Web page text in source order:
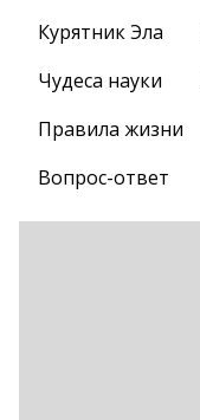
Курятник Эла
Чудеса науки
Правила жизни
Вопрос-ответ